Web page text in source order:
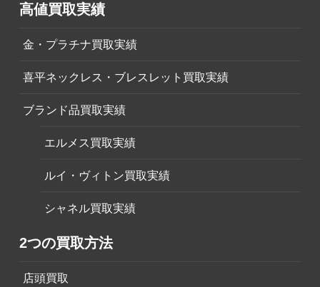
高値買取実績
金・プラチナ買取実績
喜平ネックレス・ブレスレット買取実績
ブランド品買取実績
エルメス買取実績
ルイ・ヴィトン買取実績
シャネル買取実績
2つの買取方法
店頭買取